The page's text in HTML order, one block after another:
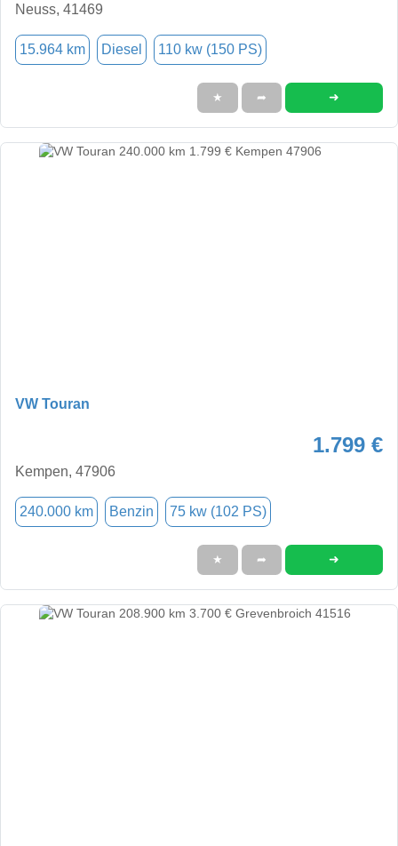
Neuss, 41469
15.964 km Diesel 110 kw (150 PS)
★ ➦ ➜
VW Touran
1.799 €
Kempen, 47906
240.000 km Benzin 75 kw (102 PS)
★ ➦ ➜